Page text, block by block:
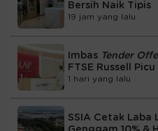
Bersih Naik Tipis
19 jam yang lalu
Imbas Tender
FTSE Russell Picu
1 hari yang lalu
SSIA Cetak Laba